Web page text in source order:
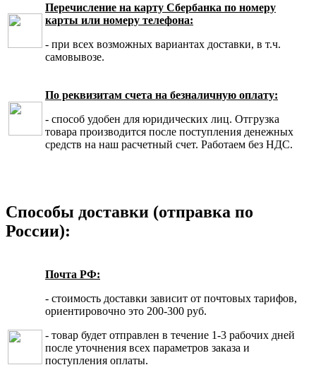
Перечисление на карту Сбербанка по номеру
карты или номеру телефона:
- при всех возможных вариантах доставки, в т.ч.
самовывозе.
По реквизитам счета на безналичную оплату:
- способ удобен для юридических лиц. Отгрузка
товара производится после поступления денежных
средств на наш расчетный счет. Работаем без НДС.
Способы доставки (отправка по
России):
Почта РФ:
- стоимость доставки зависит от почтовых тарифов,
ориентировочно это 200-300 руб.
- товар будет отправлен в течение 1-3 рабочих дней
после уточнения всех параметров заказа и
поступления оплаты.